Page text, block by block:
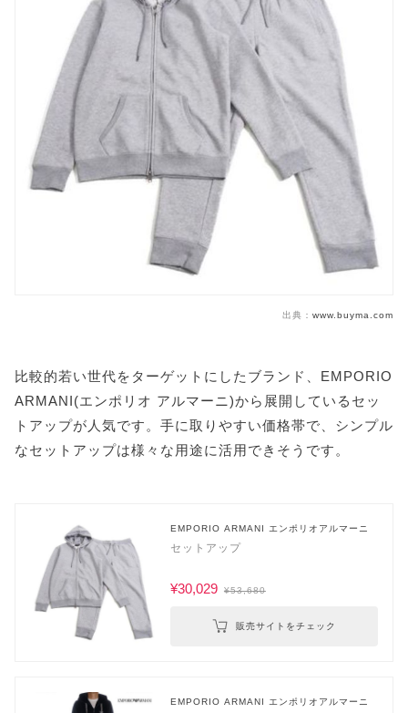
出典： www.buyma.com
比較的若い世代をターゲットにしたブランド、EMPORIO
ARMANI(エンポリオ アルマーニ)から展開しているセッ
トアップが人気です。手に取りやすい価格帯で、シンプル
なセットアップは様々な用途に活用できそうです。
EMPORIO ARMANI エンポリオアルマーニ
セットアップ
¥30,029 ¥53,680
販売サイトをチェック
EMPORIO ARMANI エンポリオアルマーニ